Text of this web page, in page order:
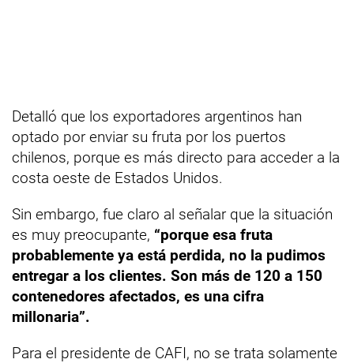
Detalló que los exportadores argentinos han
optado por enviar su fruta por los puertos
chilenos, porque es más directo para acceder a la
costa oeste de Estados Unidos.
Sin embargo, fue claro al señalar que la situación
es muy preocupante, “porque esa fruta
probablemente ya está perdida, no la pudimos
entregar a los clientes. Son más de 120 a 150
contenedores afectados, es una cifra
millonaria”.
Para el presidente de CAFI, no se trata solamente